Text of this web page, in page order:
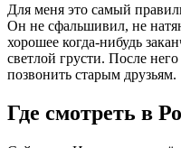
Для меня это самый
Он не сфальшивил, не
хорошее когда-нибудь
светлой грусти. После
позвонить старым друзьям.
Где смотреть в